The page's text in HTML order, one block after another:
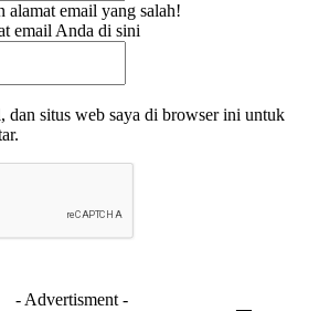
alamat email yang salah!
email Anda di sini
dan situs web saya di browser ini untuk
- Advertisment -